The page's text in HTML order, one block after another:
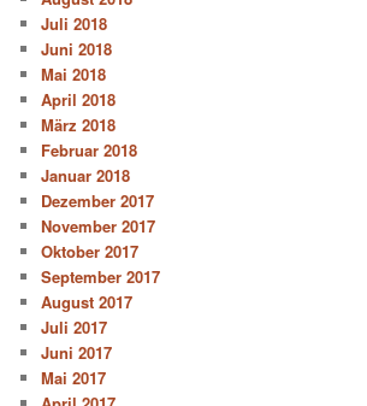
Juli 2018
Juni 2018
Mai 2018
April 2018
März 2018
Februar 2018
Januar 2018
Dezember 2017
November 2017
Oktober 2017
September 2017
August 2017
Juli 2017
Juni 2017
Mai 2017